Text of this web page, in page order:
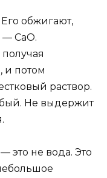
Его обжигают,
CaO.
, и потом
раствор.
Не выдержит
это не вода. Это